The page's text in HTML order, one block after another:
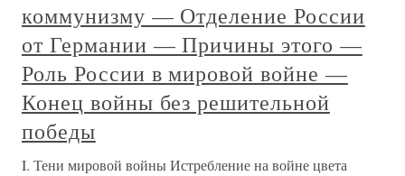
коммунизму — Отделение России
от Германии — Причины этого —
Роль России в мировой войне —
Конец войны без решительной
победы
I. Тени мировой войны Истребление на войне цвета